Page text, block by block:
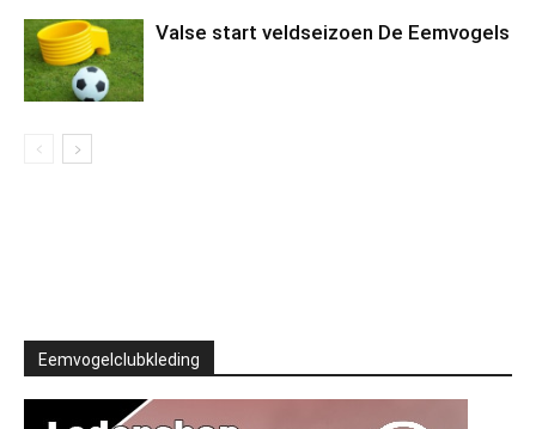
Valse start veldseizoen De Eemvogels
Eemvogelclubkleding